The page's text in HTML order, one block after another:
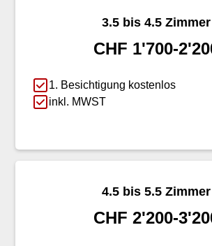
3.5 bis 4.5 Zimmer
CHF 1'700-
1. Besichtigung kostenlos
inkl. MWST
4.5 bis 5.5 Zimmer
CHF 2'200-